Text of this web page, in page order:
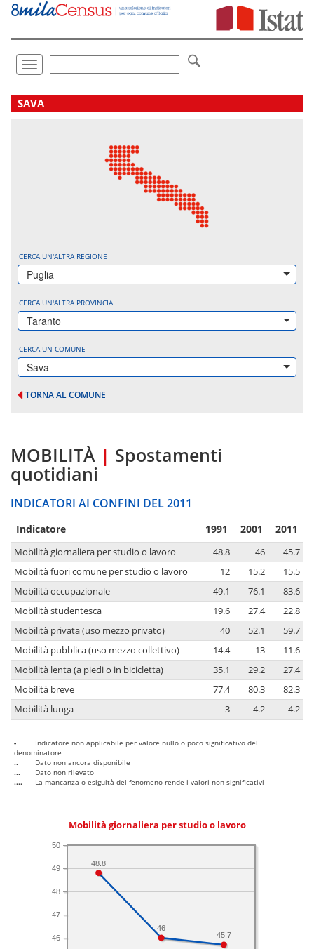
Vai
direttamente
Toggle
navigation
.
SAVA
CERCA UN'ALTRA REGIONE
Puglia
CERCA UN'ALTRA PROVINCIA
Taranto
CERCA UN COMUNE
Sava
TORNA AL COMUNE
MOBILITÀ | Spostamenti
quotidiani
INDICATORI AI CONFINI DEL 2011
Indicatore 1991 2001 2011
Mobilità giornaliera per studio o lavoro 48.8 46
45.7
Mobilità fuori comune per studio o lavoro
12 15.2
15.5
Mobilità occupazionale
49.1 76.1
83.6
Mobilità studentesca
19.6 27.4
22.8
Mobilità privata (uso mezzo privato)
40 52.1
59.7
Mobilità pubblica (uso mezzo collettivo)
14.4 13
11.6
Mobilità lenta (a piedi o in bicicletta)
35.1 29.2
27.4
Mobilità breve
77.4 80.3
82.3
Mobilità lunga
3 4.2 4.2
-
Indicatore non applicabile per valore nullo o poco significativo del
denominatore
..
Dato non ancora disponibile
...
Dato non rilevato
....
La mancanza o esiguità del fenomeno rende i valori non significativi
Mobilità giornaliera per studio o lavoro
46
47
48
49
50
45.7
46
48.8